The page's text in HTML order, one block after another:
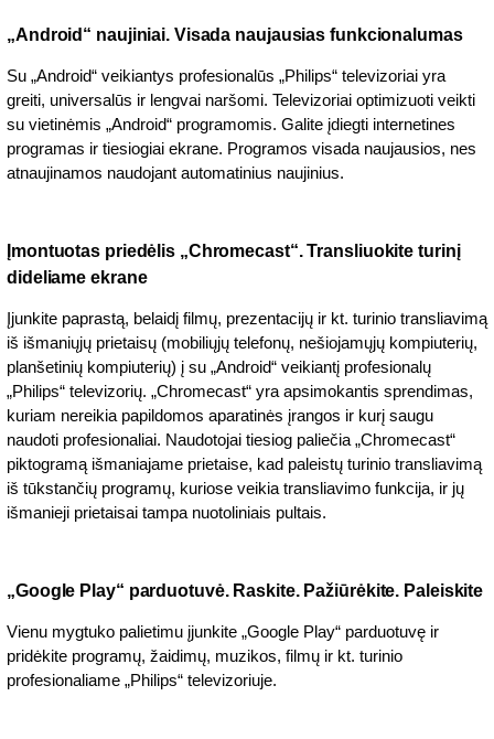
„Android“ naujiniai. Visada naujausias funkcionalumas
Su „Android“ veikiantys profesionalūs „Philips“ televizoriai yra
greiti, universalūs ir lengvai naršomi. Televizoriai optimizuoti veikti
su vietinėmis „Android“ programomis. Galite įdiegti internetines
programas ir tiesiogiai ekrane. Programos visada naujausios, nes
atnaujinamos naudojant automatinius naujinius.
Įmontuotas priedėlis „Chromecast“. Transliuokite turinį
dideliame ekrane
Įjunkite paprastą, belaidį filmų, prezentacijų ir kt. turinio transliavimą
iš išmaniųjų prietaisų (mobiliųjų telefonų, nešiojamųjų kompiuterių,
planšetinių kompiuterių) į su „Android“ veikiantį profesionalų
„Philips“ televizorių. „Chromecast“ yra apsimokantis sprendimas,
kuriam nereikia papildomos aparatinės įrangos ir kurį saugu
naudoti profesionaliai. Naudotojai tiesiog paliečia „Chromecast“
piktogramą išmaniajame prietaise, kad paleistų turinio transliavimą
iš tūkstančių programų, kuriose veikia transliavimo funkcija, ir jų
išmanieji prietaisai tampa nuotoliniais pultais.
„Google Play“ parduotuvė. Raskite. Pažiūrėkite. Paleiskite
Vienu mygtuko palietimu įjunkite „Google Play“ parduotuvę ir
pridėkite programų, žaidimų, muzikos, filmų ir kt. turinio
profesionaliame „Philips“ televizoriuje.